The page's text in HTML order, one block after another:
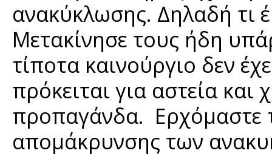
ανακύκλωσης. Δηλαδή τι
Μετακίνησε τους ήδη
τίποτα καινούργιο δεν
πρόκειται για αστεία
προπαγάνδα. Ερχόμαστε
απομάκρυνσης των